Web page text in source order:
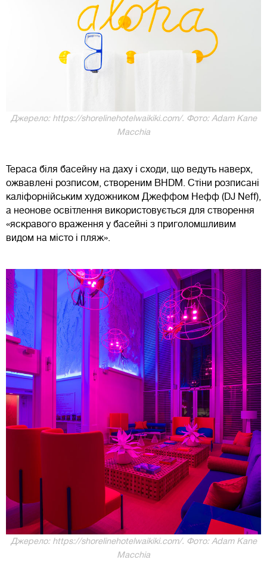
Джерело: https://shorelinehotelwaikiki.com/. Фото: Adam Kane
Macchia
Тераса біля басейну на даху і сходи, що ведуть наверх,
ожвавлені розписом, створеним BHDM. Стіни розписані
каліфорнійським художником Джеффом Нефф (DJ Neff),
а неонове освітлення використовується для створення
«яскравого враження у басейні з приголомшливим
видом на місто і пляж».
Джерело: https://shorelinehotelwaikiki.com/. Фото: Adam Kane
Macchia